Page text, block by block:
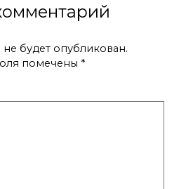
будет опубликован.
помечены *